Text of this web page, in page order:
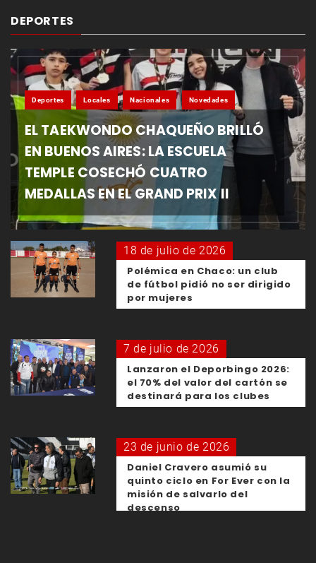
DEPORTES
Deportes Locales Nacionales Novedades
EL TAEKWONDO CHAQUEÑO BRILLÓ
EN BUENOS AIRES: LA ESCUELA
TEMPLE COSECHÓ CUATRO
MEDALLAS EN EL GRAND PRIX II
18 de julio de 2026
Polémica en Chaco: un club
de fútbol pidió no ser dirigido
por mujeres
7 de julio de 2026
Lanzaron el Deporbingo 2026:
el 70% del valor del cartón se
destinará para los clubes
23 de junio de 2026
Daniel Cravero asumió su
quinto ciclo en For Ever con la
misión de salvarlo del
descenso